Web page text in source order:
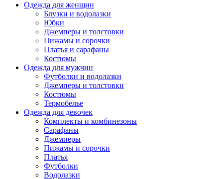
Одежда для женщин
Блузки и водолазки
Юбки
Джемперы и толстовки
Пижамы и сорочки
Платья и сарафаны
Костюмы
Одежда для мужчин
Футболки и водолазки
Джемперы и толстовки
Костюмы
Термобелье
Одежда для девочек
Комплекты и комбинезоны
Сарафаны
Джемперы
Пижамы и сорочки
Платья
Футболки
Водолазки